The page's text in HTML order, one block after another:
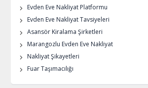
Evden Eve Nakliyat Platformu
Evden Eve Nakliyat Tavsiyeleri
Asansör Kiralama Şirketleri
Marangozlu Evden Eve Nakliyat
Nakliyat Şikayetleri
Fuar Taşımacılığı